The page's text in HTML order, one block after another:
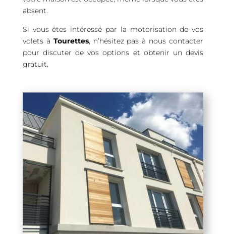
absent.
Si vous êtes intéressé par la motorisation de vos
volets à Tourettes, n’hésitez pas à nous contacter
pour discuter de vos options et obtenir un devis
gratuit.